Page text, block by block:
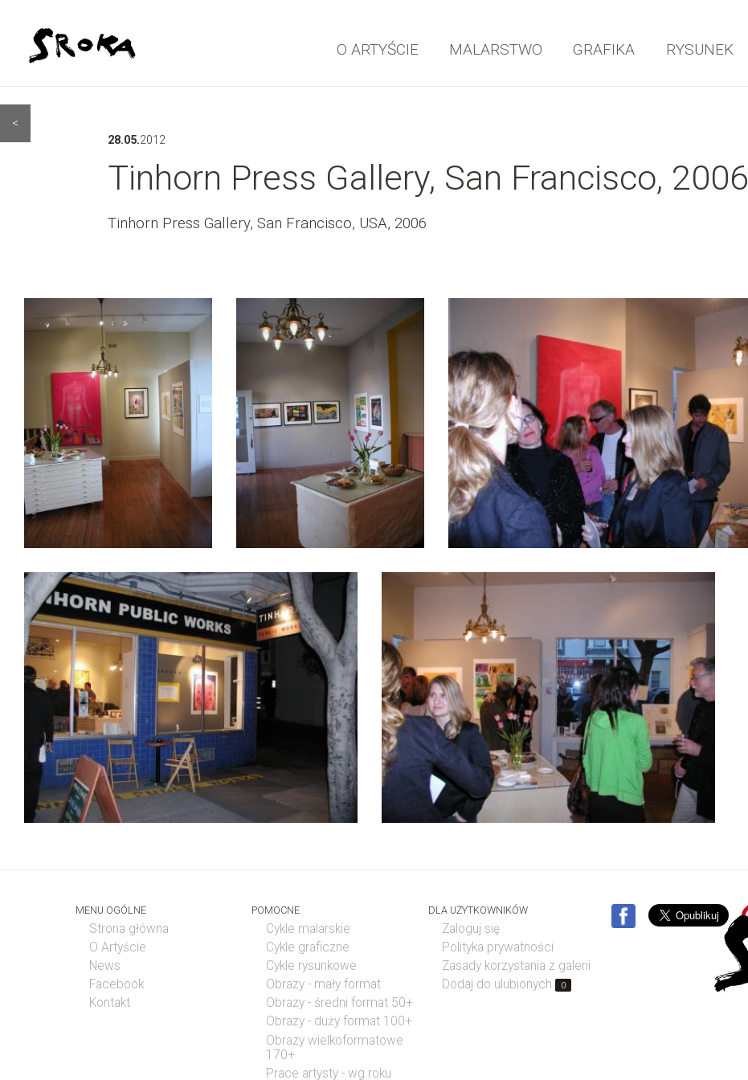
O ARTYŚCIE MALARSTWO GRAFIKA RYSUNEK
<
28.05.2012
Tinhorn Press Gallery, San Francisco, 2006
Tinhorn Press Gallery, San Francisco, USA, 2006
MENU OGÓLNE
Strona główna
O Artyście
News
Facebook
Kontakt
POMOCNE
Cykle malarskie
Cykle graficzne
Cykle rysunkowe
Obrazy - mały format
Obrazy - średni format 50+
Obrazy - duży format 100+
Obrazy wielkoformatowe
170+
Prace artysty - wg roku
DLA UŻYTKOWNIKÓW
Zaloguj się
Polityka prywatności
Zasady korzystania z galerii
Dodaj do ulubionych
0